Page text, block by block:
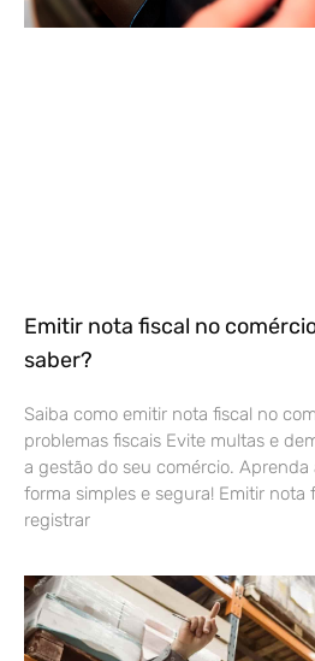
Emitir nota fiscal no
saber?
Saiba como emitir nota fiscal no
problemas fiscais Evite multas e
a gestão do seu comércio.
forma simples e segura! Emitir nota
registrar